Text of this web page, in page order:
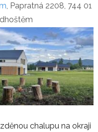
, Papratná 2208, 744 01
chalupu na okraji